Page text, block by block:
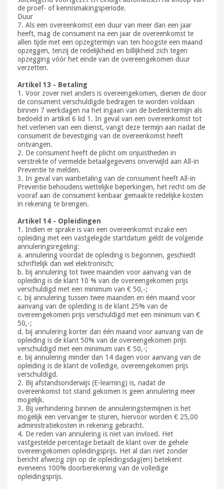
de proef- of kennismakingsperiode.
Duur
7. Als een overeenkomst een duur van meer dan een jaar
heeft, mag de consument na een jaar de overeenkomst te
allen tijde met een opzegtermijn van ten hoogste een maand
opzeggen, tenzij de redelijkheid en billijkheid zich tegen
opzegging vóór het einde van de overeengekomen duur
verzetten.
Artikel 13 - Betaling
1. Voor zover niet anders is overeengekomen, dienen de door
de consument verschuldigde bedragen te worden voldaan
binnen 7 werkdagen na het ingaan van de bedenktermijn als
bedoeld in artikel 6 lid 1. In geval van een overeenkomst tot
het verlenen van een dienst, vangt deze termijn aan nadat de
consument de bevestiging van de overeenkomst heeft
ontvangen.
2. De consument heeft de plicht om onjuistheden in
verstrekte of vermelde betaalgegevens onverwijld aan All-in
Preventie te melden.
3. In geval van wanbetaling van de consument heeft All-in
Preventie behoudens wettelijke beperkingen, het recht om de
vooraf aan de consument kenbaar gemaakte redelijke kosten
in rekening te brengen.
Artikel 14 - Opleidingen
1. Indien er sprake is van een overeenkomst inzake een
opleiding met een vastgelegde startdatum geldt de volgende
annuleringsregeling:
a. annulering voordat de opleiding is begonnen, geschiedt
schriftelijk dan wel elektronisch;
b. bij annulering tot twee maanden voor aanvang van de
opleiding is de klant 10 % van de overeengekomen prijs
verschuldigd met een minimum van € 50,-;
c. bij annulering tussen twee maanden en één maand voor
aanvang van de opleiding is de klant 25% van de
overeengekomen prijs verschuldigd met een minimum van €
50,-;
d. bij annulering korter dan één maand voor aanvang van de
opleiding is de klant 50% van de overeengekomen prijs
verschuldigd met een minimum van € 50,-;
e. bij annulering minder dan 14 dagen voor aanvang van de
opleiding is de klant de volledige, overeengekomen prijs
verschuldigd.
2. Bij afstandsonderwijs (E-learning) is, nadat de
overeenkomst tot stand gekomen is geen annulering meer
mogelijk.
3. Bij verhindering binnen de annuleringstermijnen is het
mogelijk een vervanger te sturen, hiervoor worden € 25,00
administratiekosten in rekening gebracht.
4. De reden van annulering is niet van invloed. Het
vastgestelde percentage betaalt de klant over de gehele
overeengekomen opleidingsprijs. Het al dan niet zonder
bericht afwezig zijn op de opleidingsdag(en) betekent
eveneens 100% doorberekening van de volledige
opleidingsprijs.